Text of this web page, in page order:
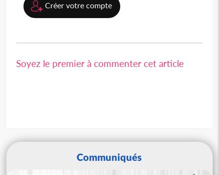
Créer votre compte
Soyez le premier à commenter cet article
Communiqués